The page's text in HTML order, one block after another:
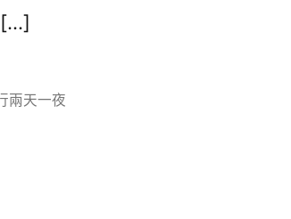
[…]
兩天一夜